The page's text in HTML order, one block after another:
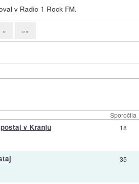
v Radio 1 Rock FM.
» »»
Sporočila
v Kranju 18
35